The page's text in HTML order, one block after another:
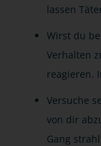
lassen
Wirst du
Verhalten
reagieren.
Versuche
von dir
Gang